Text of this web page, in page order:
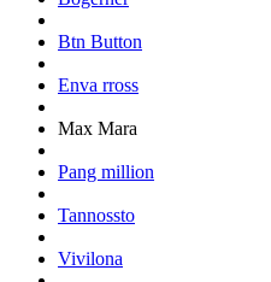
Btn Button
Enva rross
Max Mara
Pang million
Tannossto
Vivilona